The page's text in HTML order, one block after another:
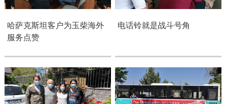
哈萨克斯坦客户为玉柴海外
服务点赞
电话铃就是战斗号角